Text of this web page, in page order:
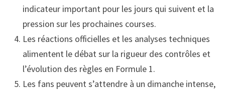
indicateur important pour les jours qui suivent et la
pression sur les prochaines courses.
Les réactions officielles et les analyses techniques
alimentent le débat sur la rigueur des contrôles et
l’évolution des règles en Formule 1.
Les fans peuvent s’attendre à un dimanche intense,